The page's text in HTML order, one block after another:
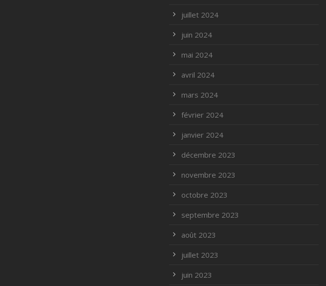
juillet 2024
juin 2024
mai 2024
avril 2024
mars 2024
février 2024
janvier 2024
décembre 2023
novembre 2023
octobre 2023
septembre 2023
août 2023
juillet 2023
juin 2023